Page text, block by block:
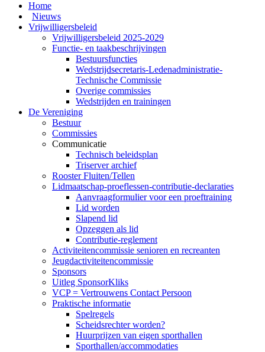
Home
Nieuws
Vrijwilligersbeleid
Vrijwilligersbeleid 2025-2029
Functie- en taakbeschrijvingen
Bestuursfuncties
Wedstrijdsecretaris-Ledenadministratie-
Technische Commissie
Overige commissies
Wedstrijden en trainingen
De Vereniging
Bestuur
Commissies
Communicatie
Technisch beleidsplan
Triserver archief
Rooster Fluiten/Tellen
Lidmaatschap-proeflessen-contributie-declaraties
Aanvraagformulier voor een proeftraining
Lid worden
Slapend lid
Opzeggen als lid
Contributie-reglement
Activiteitencommissie senioren en recreanten
Jeugdactiviteitencommissie
Sponsors
Uitleg SponsorKliks
VCP = Vertrouwens Contact Persoon
Praktische informatie
Spelregels
Scheidsrechter worden?
Huurprijzen van eigen sporthallen
Sporthallen/accommodaties